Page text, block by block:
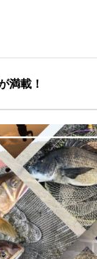
満載！